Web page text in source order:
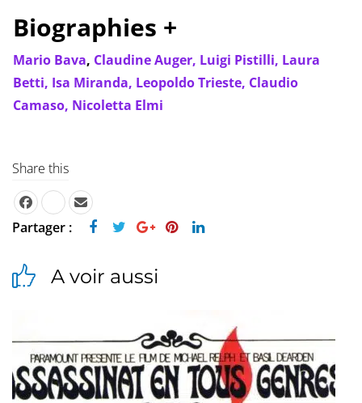
Biographies +
Mario Bava, Claudine Auger, Luigi Pistilli, Laura
Betti, Isa Miranda, Leopoldo Trieste, Claudio
Camaso, Nicoletta Elmi
Share this
Partager :
A voir aussi